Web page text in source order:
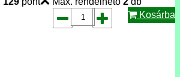
Kosárba